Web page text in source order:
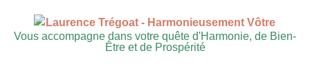
Vous accompagne dans votre quête d'Harmonie, de Bien-
Être et de Prospérité